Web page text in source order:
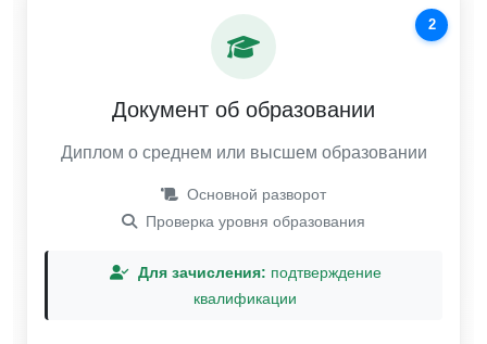
2
Документ об образовании
Диплом о среднем или высшем образовании
Основной разворот
Проверка уровня образования
Для зачисления: подтверждение
квалификации